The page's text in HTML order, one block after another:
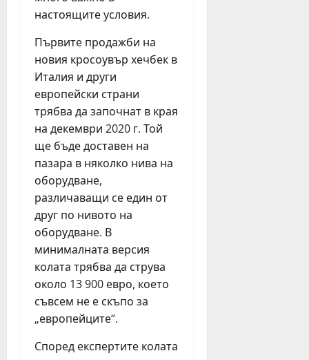
настоящите условия.
Първите продажби на
новия кросоувър хечбек в
Италия и други
европейски страни
трябва да започнат в края
на декември 2020 г. Той
ще бъде доставен на
пазара в няколко нива на
оборудване,
различаващи се един от
друг по нивото на
оборудване. В
минималната версия
колата трябва да струва
около 13 900 евро, което
съвсем не е скъпо за
„европейците“.
Според експертите колата